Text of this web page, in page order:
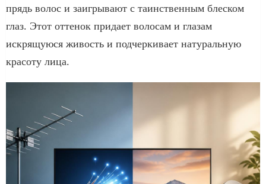
прядь волос и заигрывают с таинственным блеском
глаз. Этот оттенок придает волосам и глазам
искрящуюся живость и подчеркивает натуральную
красоту лица.